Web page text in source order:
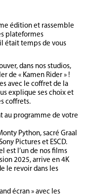
édition et rassemble
plateformes
était temps de vous
dans nos studios,
de « Kamen Rider » !
avec le coffret de la
explique ses choix et
coffrets.
au programme de votre
Python, sacré Graal
Pictures et ESCD.
est l’un de nos films
2025, arrive en 4K
le revoir dans les
écran » avec les